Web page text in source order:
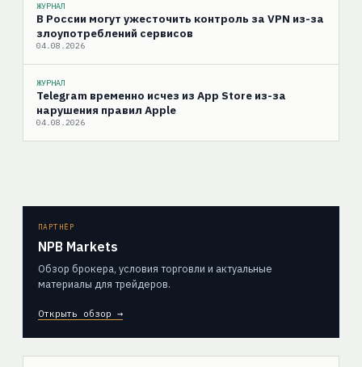
ЖУРНАЛ
В России могут ужесточить контроль за VPN из-за
злоупотреблений сервисов
04.08.2026
ЖУРНАЛ
Telegram временно исчез из App Store из-за
нарушения правил Apple
04.08.2026
ПАРТНЁР
NPB Markets
Обзор брокера, условия торговли и актуальные
материалы для трейдеров.
Открыть обзор →